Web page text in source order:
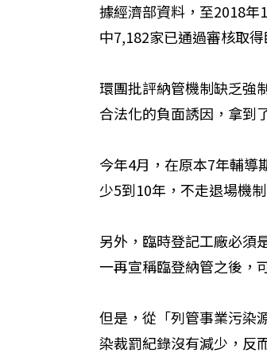
據經濟部資料，至2018年
中7,182家已通過審核取得
環團批評納管機制缺乏強
合法化的負面誘因，拿到
今年4月，在原本7年輔導
少5到10年，不走退場機
另外，臨時登記工廠必須
一再宣稱臨登納管之後，
但是，從「列管事業污染
染裁罰紀錄沒有減少，反